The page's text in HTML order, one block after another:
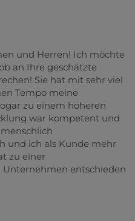
und Herren! Ich möchte
an Ihre geschätzte
Sie hat mit sehr viel
Tempo meine
zu einem höheren
war kompetent und
und ich als Kunde mehr
zu einer
entschieden